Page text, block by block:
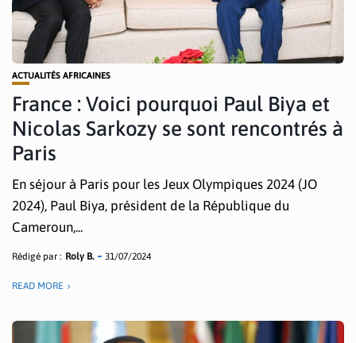
ACTUALITÉS AFRICAINES
France : Voici pourquoi Paul Biya et
Nicolas Sarkozy se sont rencontrés à
Paris
En séjour à Paris pour les Jeux Olympiques 2024 (JO
2024), Paul Biya, président de la République du
Cameroun,...
Rédigé par : Roly B. 31/07/2024
READ MORE